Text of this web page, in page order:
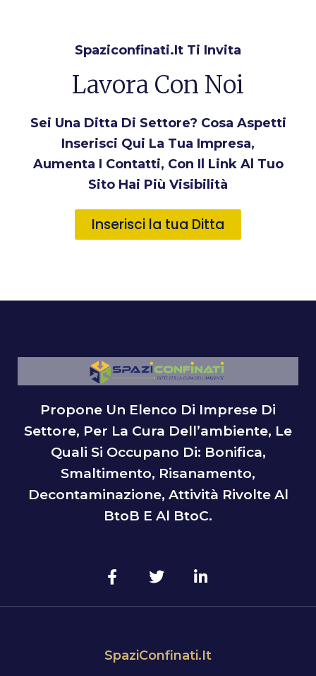
Spaziconfinati.it Ti Invita
Lavora Con Noi
Sei Una Ditta Di Settore? Cosa Aspetti
Inserisci Qui La Tua Impresa,
Aumenta I Contatti, Con Il Link Al Tuo
Sito Hai Più Visibilità
Inserisci la tua Ditta
Propone Un Elenco Di Imprese Di
Settore, Per La Cura Dell’ambiente, Le
Quali Si Occupano Di: Bonifica,
Smaltimento, Risanamento,
Decontaminazione, Attività Rivolte Al
BtoB E Al BtoC.
SpaziConfinati.it